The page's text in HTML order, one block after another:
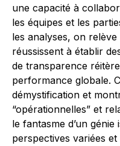
une capacité à
les équipes et les
les analyses, on
réussissent à établir
de transparence
performance globale.
démystification et
“opérationnelles” et
le fantasme d’un
perspectives variées